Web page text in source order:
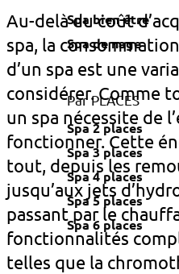
Spa bien-être
Spa de nage
Par PLACES
Spa 2 places
Spa 3 places
Spa 4 places
Spa 5 places
Spa 6 places
Au-delà du coût
spa, la
d’un spa est une
considérer. Comme
un spa nécessite de
fonctionner. Cette
tout, depuis les
jusqu’aux jets
passant par le
fonctionnalités
telles que la